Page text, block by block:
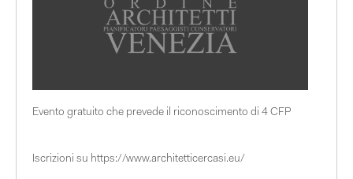
Evento gratuito che prevede il riconoscimento di 4 CFP
Iscrizioni su https://www.architetticercasi.eu/